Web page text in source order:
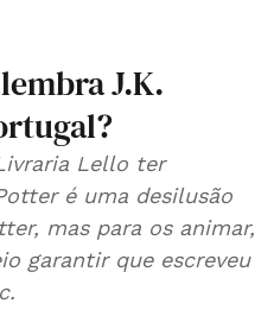
J.K.
Lello ter
é uma desilusão
mas para os animar,
garantir que escreveu